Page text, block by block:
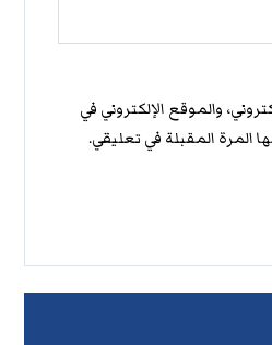
والموقع الإلكتروني في
المرة المقبلة في تعليقي.